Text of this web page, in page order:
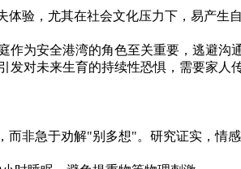
体验，尤其在社会文化压力下，易产
为安全港湾的角色至关重要，逃避沟
对未来生育的持续性恐惧，需要家人
非急于劝解"别多想"。研究证实，情